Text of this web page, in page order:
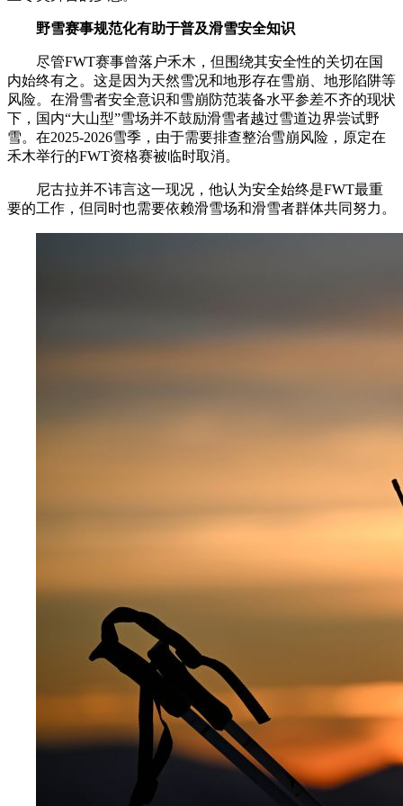
野雪赛事规范化有助于普及滑雪安全知识
尽管FWT赛事曾落户禾木，但围绕其安全性的关切在国
内始终有之。这是因为天然雪况和地形存在雪崩、地形陷阱等
风险。在滑雪者安全意识和雪崩防范装备水平参差不齐的现状
下，国内“大山型”雪场并不鼓励滑雪者越过雪道边界尝试野
雪。在2025-2026雪季，由于需要排查整治雪崩风险，原定在
禾木举行的FWT资格赛被临时取消。
尼古拉并不讳言这一现况，他认为安全始终是FWT最重
要的工作，但同时也需要依赖滑雪场和滑雪者群体共同努力。